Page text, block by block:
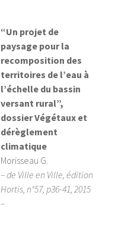
“Un projet de
paysage pour la
recomposition des
territoires de l’eau à
l’échelle du bassin
versant rural”,
dossier Végétaux et
dérèglement
climatique
Morisseau G.
– de Ville en Ville, édition
Hortis, n°57, p36-41, 2015
–